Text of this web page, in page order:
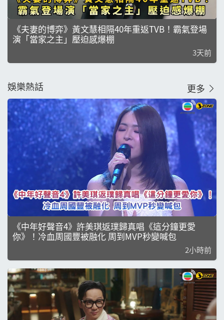
《夫妻的博弈》黃文慧相隔40年重返TVB！霸氣登場
演「當家之主」壓迫感爆棚
3天前
娛樂熱話 更多
《中年好聲音4》許美琪返璞歸真唱《這分鐘更愛
你》！冷血周國豐被融化 周到MVP秒變喊包
2小時前